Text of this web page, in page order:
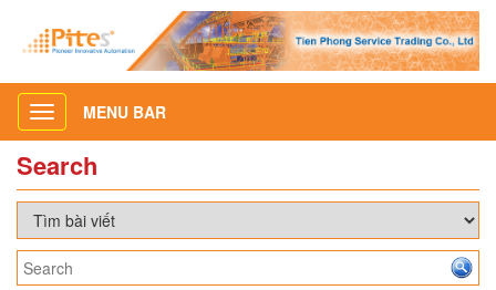
Toggle
navigation
MENU BAR
Search